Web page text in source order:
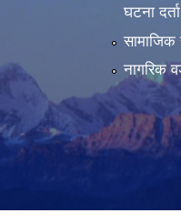
घटना दर्ता
सामाजिक
नागरिक